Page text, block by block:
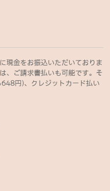
現金をお振込いただいておりま
、ご請求書払いも可能です。そ
円)、クレジットカード払い